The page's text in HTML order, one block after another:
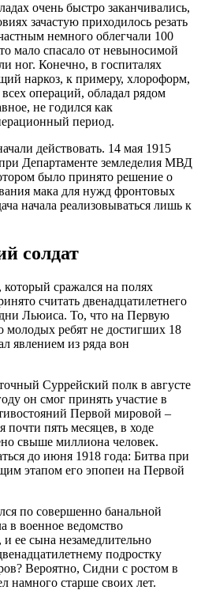
очень быстро заканчивались,
зачастую приходилось резать
немного облегчали 100
мало спасало от невыносимой
ног. Конечно, в госпиталях
наркоз, к примеру, хлороформ,
операций, обладал рядом
не годился как
период.
действовать. 14 мая 1915
при Департаменте земледелия МВД
было принято решение о
мака для нужд фронтовых
начала реализовываться лишь к
солдат
сражался на полях
считать двенадцатилетнего
Льюиса. То, что на Первую
ребят не достигших 18
явлением из ряда вон
Суррейский полк в августе
он смог принять участие в
Первой мировой –
пять месяцев, в ходе
свыше миллиона человек.
до июня 1918 года: Битва при
этапом его эпопеи на Первой
по совершенно банальной
в военное ведомство
ее сына незамедлительно
подростку
Вероятно, Сидни с ростом в
намного старше своих лет.